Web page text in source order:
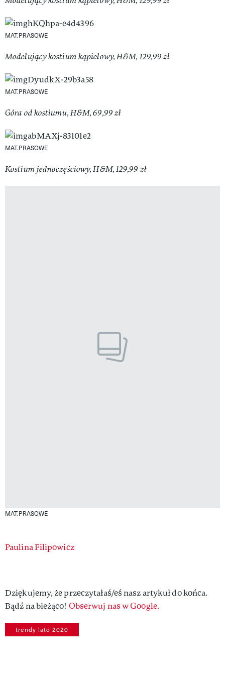
MAT.PRASOWE
Modelujący kostium kąpielowy, H&M, 129,99 zł
MAT.PRASOWE
Góra od kostiumu, H&M, 69,99 zł
MAT.PRASOWE
Kostium jednoczęściowy, H&M, 129,99 zł
MAT.PRASOWE
Authors
Paulina Filipowicz
Dziękujemy, że przeczytałaś/eś nasz artykuł do końca.
Bądź na bieżąco! Obserwuj nas w Google.
trendy lato 2020